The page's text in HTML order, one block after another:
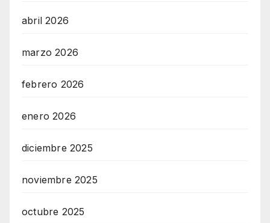
abril 2026
marzo 2026
febrero 2026
enero 2026
diciembre 2025
noviembre 2025
octubre 2025